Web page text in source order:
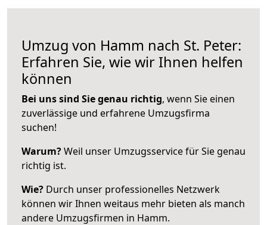
Umzug von Hamm nach St. Peter:
Erfahren Sie, wie wir Ihnen helfen
können
Bei uns sind Sie genau richtig, wenn Sie einen
zuverlässige und erfahrene Umzugsfirma
suchen!
Warum?Weil unser Umzugsservice für Sie genau
richtig ist.
Wie? Durch unser professionelles Netzwerk
können wir Ihnen weitaus mehr bieten als manch
andere Umzugsfirmen in Hamm.